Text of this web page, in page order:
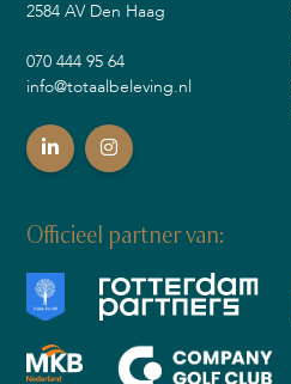
2584 AV Den Haag
070 444 95 64
info@totaalbeleving.nl
Officieel partner van: